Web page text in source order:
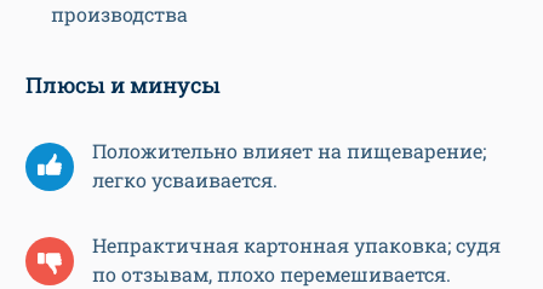
производства
Плюсы и минусы
Положительно влияет на пищеварение;
легко усваивается.
Непрактичная картонная упаковка; судя
по отзывам, плохо перемешивается.